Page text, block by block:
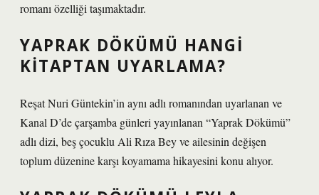
romanı özelliği taşımaktadır.
YAPRAK DÖKÜMÜ HANGI
KITAPTAN UYARLAMA?
Reşat Nuri Güntekin’in aynı adlı romanından uyarlanan ve
Kanal D’de çarşamba günleri yayınlanan “Yaprak Dökümü”
adlı dizi, beş çocuklu Ali Rıza Bey ve ailesinin değişen
toplum düzenine karşı koyamama hikayesini konu alıyor.